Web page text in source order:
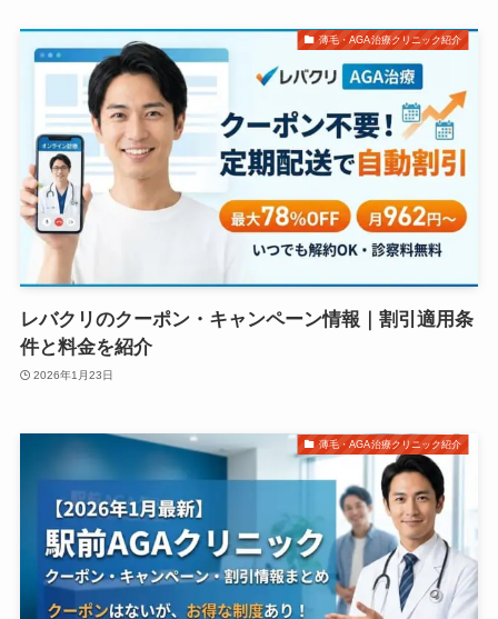
薄毛・AGA治療クリニック紹介
レバクリのクーポン・キャンペーン情報｜割引適用条
件と料金を紹介
2026年1月23日
薄毛・AGA治療クリニック紹介